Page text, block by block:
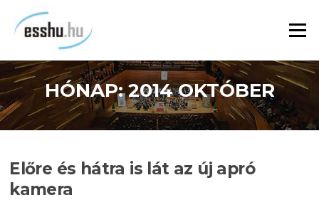
tartalomra
Menü
HÓNAP:2014 OKTÓBER
Előre és hátra is lát az új apró
kamera